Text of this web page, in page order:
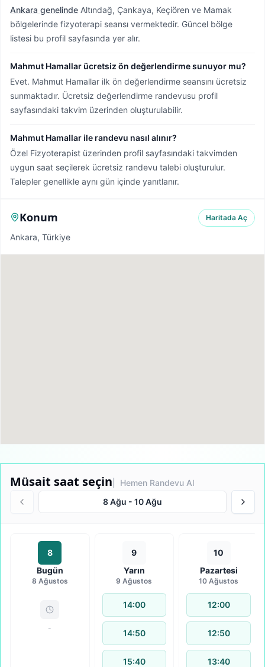
Ankara genelinde Altındağ, Çankaya, Keçiören ve Mamak
bölgelerinde fizyoterapi seansı vermektedir. Güncel bölge
listesi bu profil sayfasında yer alır.
Mahmut Hamallar ücretsiz ön değerlendirme sunuyor mu?
Evet. Mahmut Hamallar ilk ön değerlendirme seansını ücretsiz
sunmaktadır. Ücretsiz değerlendirme randevusu profil
sayfasındaki takvim üzerinden oluşturulabilir.
Mahmut Hamallar ile randevu nasıl alınır?
Özel Fizyoterapist üzerinden profil sayfasındaki takvimden
uygun saat seçilerek ücretsiz randevu talebi oluşturulur.
Talepler genellikle aynı gün içinde yanıtlanır.
Konum
Ankara, Türkiye
Haritada Aç
Müsait saat seçin | Hemen Randevu Al
8 Ağu - 10 Ağu
8
Bugün
8 Ağustos
-
9
Yarın
9 Ağustos
14:00
14:50
15:40
10
Pazartesi
10 Ağustos
12:00
12:50
13:40